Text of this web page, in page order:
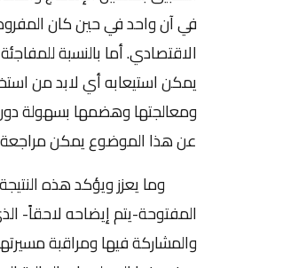
في آن واحد في حين كان
الاقتصادي. أما بالنسبة
يمكن استيعابه أي لابد من
ومعالجتها وهضمها بسهولة
عن هذا الموضوع يمكن مراجعة
وما يعزز ويؤكد هذه
المفتوحة-يتم إيضاحه لاحقاً-
والمشاركة فيها ومراقبة